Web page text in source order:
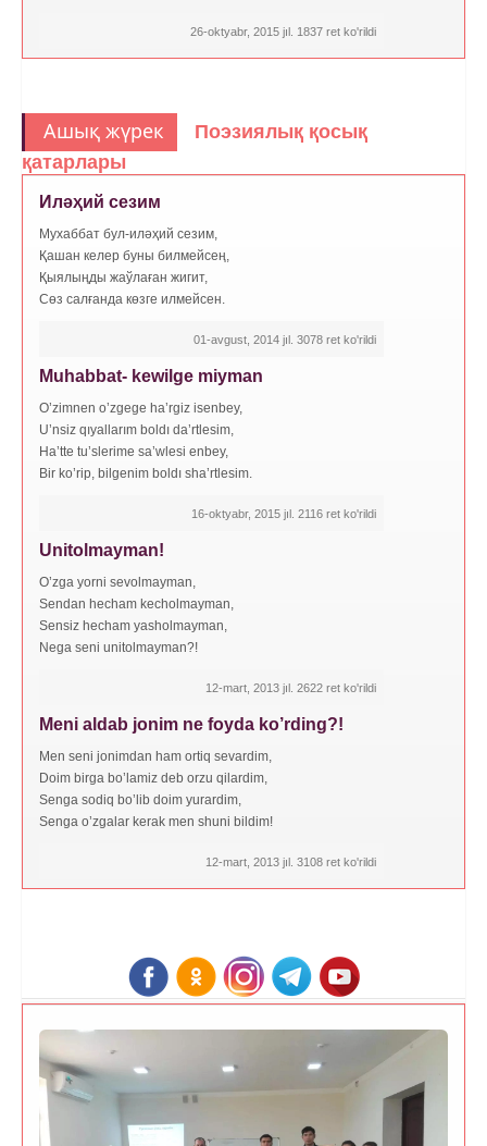
26-oktyabr, 2015 jıl. 1837 ret ko'rildi
Ашық жүрек
Поэзиялық қосық
қатарлары
Иләҳий сезим
Мухаббат бул-иләҳий сезим,
Қашан келер буны билмейсең,
Қыялыңды жаўлаған жигит,
Сөз салғанда көзге илмейсен.
01-avgust, 2014 jıl. 3078 ret ko'rildi
Muhabbat- kewilge miyman
O’zimnen o’zgege ha’rgiz isenbey,
U’nsiz qıyallarım boldı da’rtlesim,
Ha’tte tu’slerime sa’wlesi enbey,
Bir ko’rip, bilgenim boldı sha’rtlesim.
16-oktyabr, 2015 jıl. 2116 ret ko'rildi
Unitolmayman!
O’zga yorni sevolmayman,
Sendan hecham kecholmayman,
Sensiz hecham yasholmayman,
Nega seni unitolmayman?!
12-mart, 2013 jıl. 2622 ret ko'rildi
Meni aldab jonim ne foyda ko’rding?!
Men seni jonimdan ham ortiq sevardim,
Doim birga bo’lamiz deb orzu qilardim,
Senga sodiq bo’lib doim yurardim,
Senga o’zgalar kerak men shuni bildim!
12-mart, 2013 jıl. 3108 ret ko'rildi